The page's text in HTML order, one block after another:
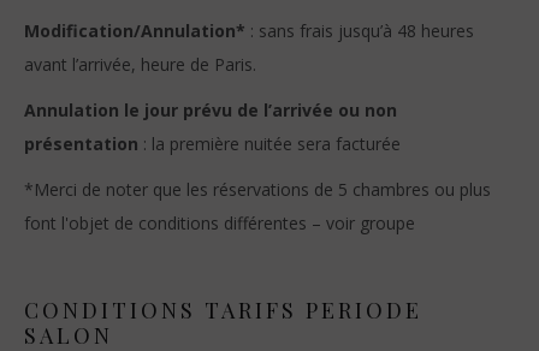
Modification/Annulation* : sans frais jusqu’à 48 heures
avant l’arrivée, heure de Paris.
Annulation le jour prévu de l’arrivée ou non
présentation : la première nuitée sera facturée
*Merci de noter que les réservations de 5 chambres ou plus
font l'objet de conditions différentes – voir groupe
CONDITIONS TARIFS PERIODE
SALON